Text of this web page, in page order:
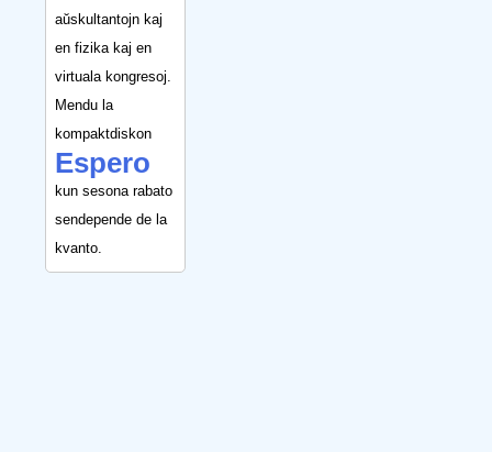
aŭskultantojn kaj
en fizika kaj en
virtuala kongresoj.
Mendu la
kompaktdiskon
Espero
kun sesona rabato
sendepende de la
kvanto.